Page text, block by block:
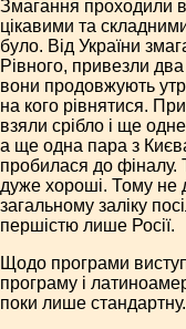
Змагання проходили
цікавими та
було. Від України
Рівного, привезли
вони продовжують
на кого рівнятися.
взяли срібло і ще
а ще одна пара з
пробилася до фіналу.
дуже хороші. Тому не
загальному заліку
першістю лише Росії.
Щодо програми
програму і
поки лише стандартну.